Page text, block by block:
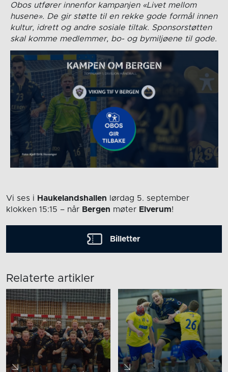
Obos utfører innenfor kampanjen «Livet mellom
husene». De gir støtte til en rekke gode formål innen
kultur, idrett og andre sosiale tiltak. Sponsorstøtten
skal komme medlemmer, bo- og bymiljøene til gode.
Vi ses i Haukelandshallen lørdag 5. september
klokken 15:15 – når Bergen møter Elverum!
Billetter
Relaterte artikler